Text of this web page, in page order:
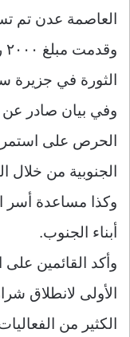
العاصمة عدن تم
الثورة في
وفي بيان صادر عن
الحرص على
الجنوبية من خلال
وكذا مساعدة أسر
أبناء الجنوب.
وأكد القائمين على
الأولى لانطلاق
الكثير من